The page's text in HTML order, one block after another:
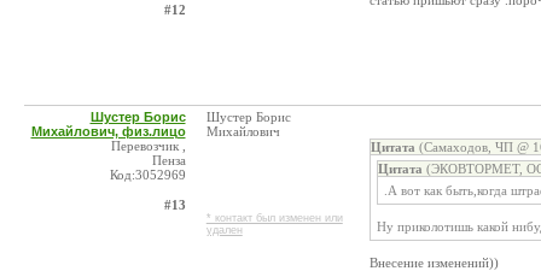
#12
Шустер Борис
Михайлович, физ.лицо
Перевозчик ,
Пенза
Код:3052969
#13
Шустер Борис
Михайлович
* контакт был изменен или
удален
Цитата (Самаходов, ЧП @
Цитата (ЭКОВТОРМЕТ,
.А вот как быть,когда
Ну приколотишь какой
Внесение изменений))